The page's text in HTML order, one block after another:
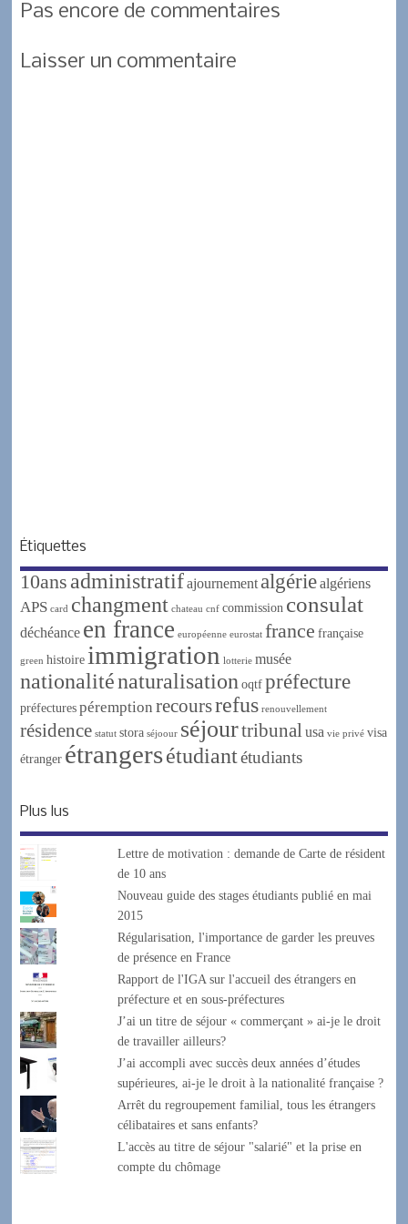
b
o
t
s
p
a
e
r
Pas encore de commentaires
Laisser un commentaire
Étiquettes
10ans administratifajournement algériealgériens
APS card changment chateau cnf commission consulat
déchéance en france européenne eurostat france française
green histoire immigration lotterie musée
nationaliténaturalisation oqtf préfecture
préfectures péremption recoursrefus renouvellement
résidence statut stora séjoour séjourtribunal usa vie privé visa
étranger étrangersétudiantétudiants
Plus lus
Lettre de motivation : demande de Carte de résident
de 10 ans
Nouveau guide des stages étudiants publié en mai
2015
Régularisation, l'importance de garder les preuves
de présence en France
Rapport de l'IGA sur l'accueil des étrangers en
préfecture et en sous-préfectures
J’ai un titre de séjour « commerçant » ai-je le droit
de travailler ailleurs?
J’ai accompli avec succès deux années d’études
supérieures, ai-je le droit à la nationalité française ?
Arrêt du regroupement familial, tous les étrangers
célibataires et sans enfants?
L'accès au titre de séjour "salarié" et la prise en
compte du chômage